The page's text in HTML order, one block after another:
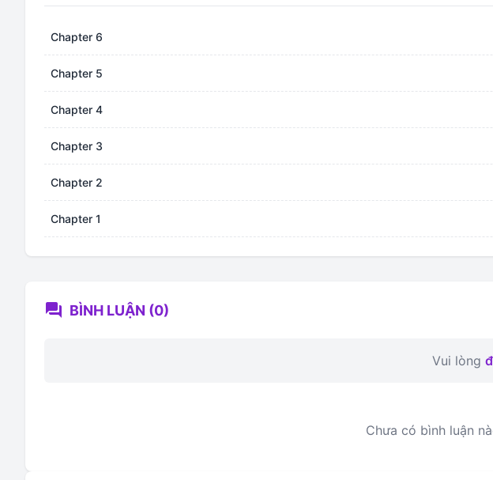
Chapter 6
Chapter 5
Chapter 4
Chapter 3
Chapter 2
Chapter 1
forum BÌNH LUẬN (0)
Vui lòng
Chưa có bình luận